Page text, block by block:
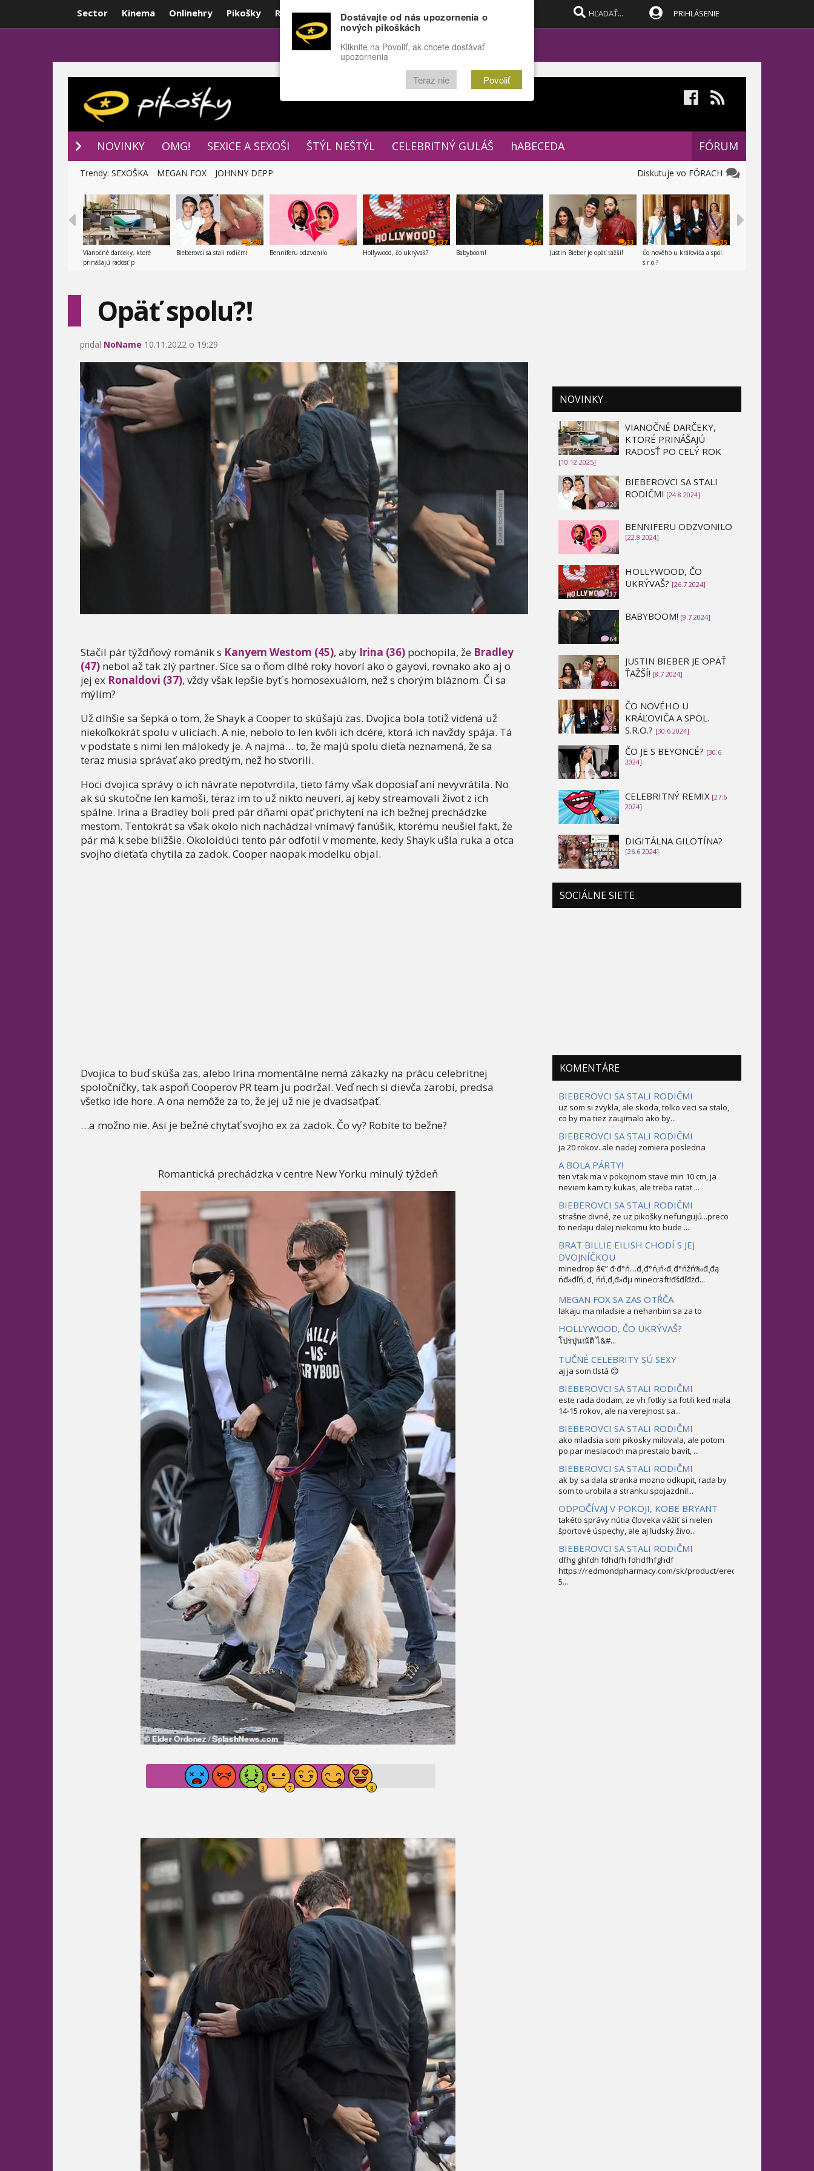
Sector Kinema Onlinehry Pikošky Rozprávky Funny Docu
POPULÁRNE FÓRUM
PRIHLÁSENIE
NOVINKY OMG! SEXICE A SEXOŠI ŠTÝL NEŠTÝL CELEBRITNÝ GULÁŠ hABECEDA FÓRUM
Diskutuje vo FÓRACH
Trendy: SEXOŠKA MEGAN FOX JOHNNY DEPP
Vianočné darčeky, ktoré
prinášajú radosť p
220
Bieberovci sa stali rodičmi
31
Benniferu odzvonilo
137
Hollywood, čo ukrývaš?
64
Babyboom!
33
Justin Bieber je opäť ťažší!
35
Čo nového u kráľoviča a spol.
s.r.o.?
Opäť spolu?!
pridal NoName 10.11.2022 o 19:29
Stačil pár týždňový románik s Kanyem Westom (45), aby Irina (36) pochopila, že Bradley
(47) nebol až tak zlý partner. Síce sa o ňom dlhé roky hovorí ako o gayovi, rovnako ako aj o
jej ex Ronaldovi (37), vždy však lepšie byť s homosexuálom, než s chorým bláznom. Či sa
mýlim?
Už dlhšie sa šepká o tom, že Shayk a Cooper to skúšajú zas. Dvojica bola totiž videná už
niekoľkokrát spolu v uliciach. A nie, nebolo to len kvôli ich dcére, ktorá ich navždy spája. Tá
v podstate s nimi len málokedy je. A najmä… to, že majú spolu dieťa neznamená, že sa
teraz musia správať ako predtým, než ho stvorili.
Hoci dvojica správy o ich návrate nepotvrdila, tieto fámy však doposiaľ ani nevyvrátila. No
ak sú skutočne len kamoši, teraz im to už nikto neuverí, aj keby streamovali život z ich
spálne. Irina a Bradley boli pred pár dňami opäť prichytení na ich bežnej prechádzke
mestom. Tentokrát sa však okolo nich nachádzal vnímavý fanúšik, ktorému neušiel fakt, že
pár má k sebe bližšie. Okoloidúci tento pár odfotil v momente, kedy Shayk ušla ruka a otca
svojho dieťaťa chytila za zadok. Cooper naopak modelku objal.
Dvojica to buď skúša zas, alebo Irina momentálne nemá zákazky na prácu celebritnej
spoločníčky, tak aspoň Cooperov PR team ju podržal. Veď nech si dievča zarobí, predsa
všetko ide hore. A ona nemôže za to, že jej už nie je dvadsaťpäť.
…a možno nie. Asi je bežné chytať svojho ex za zadok. Čo vy? Robíte to bežne?
Romantická prechádzka v centre New Yorku minulý týždeň
NOVINKY
0
VIANOČNÉ DARČEKY,
KTORÉ PRINÁŠAJÚ
RADOSŤ PO CELÝ ROK
[10.12 2025]
220
BIEBEROVCI SA STALI
RODIČMI [24.8 2024]
31
BENNIFERU ODZVONILO
[22.8 2024]
137
HOLLYWOOD, ČO
UKRÝVAŠ? [26.7 2024]
64
BABYBOOM! [9.7 2024]
33
JUSTIN BIEBER JE OPÄŤ
ŤAŽŠÍ! [8.7 2024]
35
ČO NOVÉHO U
KRÁĽOVIČA A SPOL.
S.R.O.? [30.6 2024]
58
ČO JE S BEYONCÉ? [30.6
2024]
32
CELEBRITNÝ REMIX [27.6
2024]
39
DIGITÁLNA GILOTÍNA?
[26.6 2024]
SOCIÁLNE SIETE
KOMENTÁRE
BIEBEROVCI SA STALI RODIČMI
uz som si zvykla, ale skoda, tolko veci sa stalo,
co by ma tiez zaujimalo ako by...
BIEBEROVCI SA STALI RODIČMI
ja 20 rokov..ale nadej zomiera posledna
A BOLA PÁRTY!
ten vtak ma v pokojnom stave min 10 cm, ja
neviem kam ty kukas, ale treba ratat ...
BIEBEROVCI SA STALI RODIČMI
strašne divné, ze uz pikošky nefungujú...preco
to nedaju dalej niekomu kto bude ...
BRAT BILLIE EILISH CHODÍ S JEJ
DVOJNÍČKOU
minedrop â€” đ·đ°ń…đ˛đ°ń‚ń‹đ˛đ°ńžń‰đ¸đą
ńđ»đľń‚ đ˛ ńń‚đ¸đ»đµ minecraft!đšđľđżđ...
MEGAN FOX SA ZAS OTŔČA
lakaju ma mladsie a nehanbim sa za to
HOLLYWOOD, ČO UKRÝVAŠ?
โปรปุนณัติ ไ&#...
TUČNÉ CELEBRITY SÚ SEXY
aj ja som tlstá 😊
BIEBEROVCI SA STALI RODIČMI
este rada dodam, ze vh fotky sa fotili ked mala
14-15 rokov, ale na verejnost sa...
BIEBEROVCI SA STALI RODIČMI
ako mladsia som pikosky milovala, ale potom
po par mesiacoch ma prestalo bavit, ...
BIEBEROVCI SA STALI RODIČMI
ak by sa dala stranka mozno odkupit, rada by
som to urobila a stranku spojazdnil...
ODPOČÍVAJ V POKOJI, KOBE BRYANT
takéto správy nútia človeka vážiť si nielen
športové úspechy, ale aj ľudský živo...
BIEBEROVCI SA STALI RODIČMI
dfhg ghfdh fdhdfh fdhdfhfghdf
https://redmondpharmacy.com/sk/product/erectofil-
5...
Dostávajte od nás upozornenia o
nových pikoškách
Kliknite na Povoliť, ak chcete dostávať
upozornenia
Teraz nie Povoliť